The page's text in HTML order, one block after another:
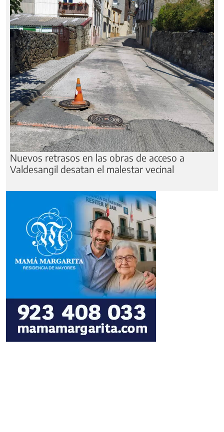
Nuevos retrasos en las obras de acceso a
Valdesangil desatan el malestar vecinal